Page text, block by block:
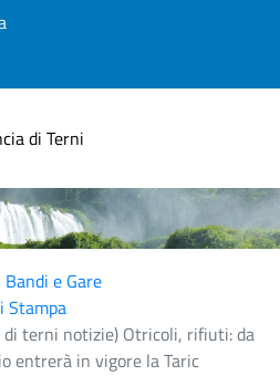
di Terni
e Gare
Stampa
di terni notizie) Otricoli, rifiuti: da
entrerà in vigore la Taric